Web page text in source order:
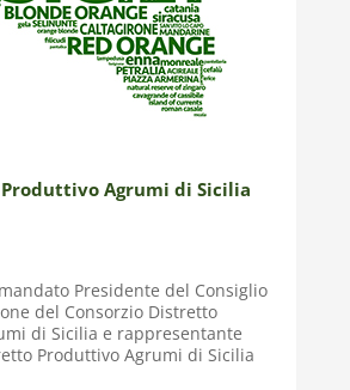
Agrumi di Sicilia
Presidente del Consiglio
del Consorzio Distretto
di Sicilia e rappresentante
Produttivo Agrumi di Sicilia